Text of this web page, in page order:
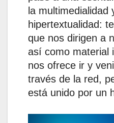
la multimedialidad
hipertextualidad:
que nos dirigen a
así como material
nos ofrece ir y
través de la red,
está unido por un